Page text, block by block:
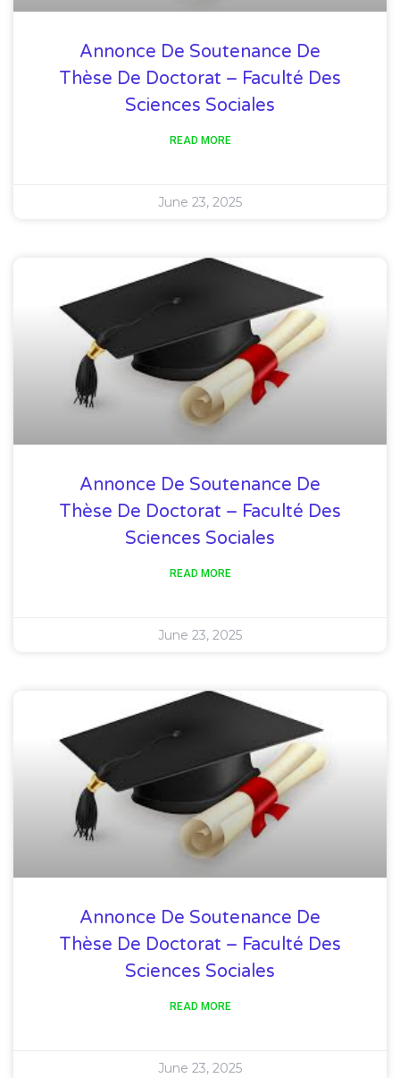
Annonce De Soutenance De
Thèse De Doctorat – Faculté Des
Sciences Sociales
READ MORE
June 23, 2025
Annonce De Soutenance De
Thèse De Doctorat – Faculté Des
Sciences Sociales
READ MORE
June 23, 2025
Annonce De Soutenance De
Thèse De Doctorat – Faculté Des
Sciences Sociales
READ MORE
June 23, 2025